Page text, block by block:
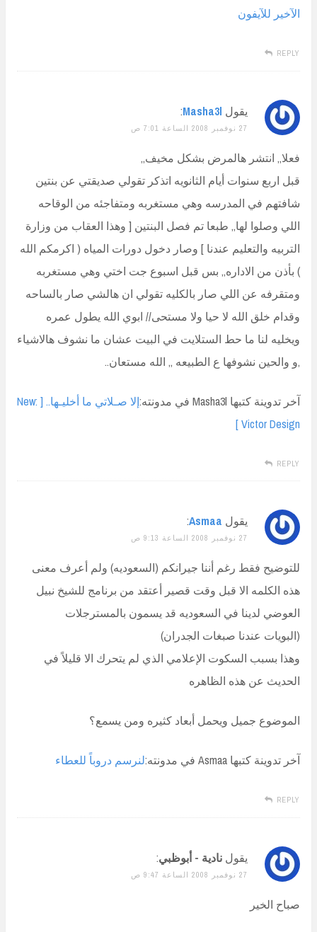
الآخير للآيفون
REPLY
يقول Masha3l
:
27 نوفمبر 2008 الساعة 7:01 ص
فعلا,, انتشر هالمرض بشكل مخيف,,
قبل اربع سنوات أيام الثانويه اتذكر تقولي صديقتي عن بنتين
شافتهم في المدرسه وهي مستغربه ومتفاجئه من الوقاحه
اللي وصلوا لها,, طبعا تم فصل البنتين [ وهذا العقاب من وزارة
التربيه والتعليم عندنا ] وصار دخول دورات المياه ( اكرمكم الله
) بأذن من الاداره,, بس قبل اسبوع جت اختي وهي مستغربه
ومتقرفه عن اللي صار بالكليه تقولي ان هالشي صار بالساحه
وقدام خلق الله لا حيا ولا مستحى// ابوي الله يطول عمره
ويخليه لنا ما حط الستلايت في البيت عشان ما نشوف هالاشياء
,و والحين نشوفها ع الطبيعه ,, الله مستعان..
آخر تدوينة كتبها Masha3l في مدونته:
إلا صـلاتي ما أخليـها.. [ New:
Victor Design ]
REPLY
يقول Asmaa
:
27 نوفمبر 2008 الساعة 9:13 ص
للتوضيح فقط رغم أننا جيرانكم (السعوديه) ولم أعرف معنى
هذه الكلمه الا قبل وقت قصير أعتقد من برنامج للشيخ نبيل
العوضي لدينا في السعوديه قد يسمون بالمسترجلات
(البويات عندنا صبغات الجدران)
وهذا بسبب السكوت الإعلامي الذي لم يتحرك الا قليلاً في
الحديث عن هذه الظاهره
الموضوع جميل ويحمل أبعاد كثيره ومن يسمع؟
آخر تدوينة كتبها Asmaa في مدونته: لنرسم دروباً للعطاء
REPLY
يقول نادية - أبوظبي:
27 نوفمبر 2008 الساعة 9:47 ص
صباح الخير